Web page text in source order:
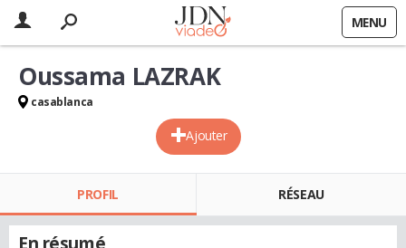
MENU
Ajouter
Oussama LAZRAK
casablanca
PROFIL RÉSEAU